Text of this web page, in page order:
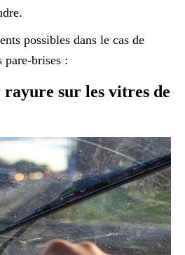
possibles dans le cas de
pare-brises :
sur les vitres de